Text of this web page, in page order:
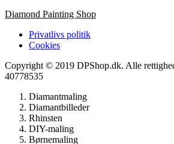
Diamond Painting Shop
Privatlivs politik
Cookies
Copyright © 2019 DPShop.dk. Alle
40778535
Diamantmaling
Diamantbilleder
Rhinsten
DIY-maling
Børnemaling